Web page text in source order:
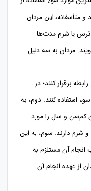
متأسفانه، اين مردان
ترس يا شرم مدت‌ها
مردان به سه دليل
برقرار كنند؛ در
استفاده كنند. دوم، به
كم‌سن و سال را مورد
و شرم دارند. سوم، به اين
آن مستلزم به
از عهده انجام آن